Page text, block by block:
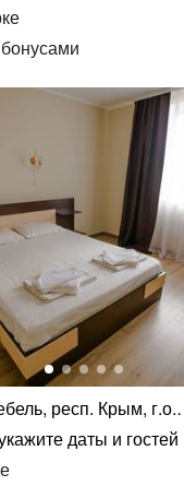
респ. Крым, г.о.
пер., 1Ж
даты и гостей